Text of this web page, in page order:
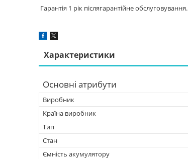
Гарантія 1 рік післягарантійне обслуговування.
Характеристики
Основні атрибути
Виробник
Країна виробник
Тип
Стан
Ємність акумулятору